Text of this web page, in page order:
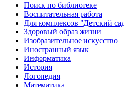
Поиск по библиотеке
Воспитательная работа
Для комплексов "Детский
Здоровый образ жизни
Изобразительное искусство
Иностранный язык
Информатика
История
Логопедия
Математика